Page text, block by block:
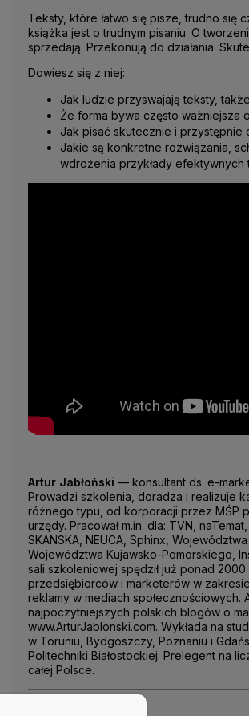
Teksty, które łatwo się pisze, trudno się
książka jest o trudnym pisaniu. O
sprzedają. Przekonują do działania.
Dowiesz się z niej:
Jak ludzie przyswajają teksty,
Że forma bywa często ważniejsza
Jak pisać skutecznie i przystępnie
Jakie są konkretne rozwiązania,
wdrożenia przykłady efektywnych
Artur Jabłoński — konsultant ds. e-
Prowadzi szkolenia, doradza i realizuje
różnego typu, od korporacji przez MŚP
urzędy. Pracował m.in. dla: TVN,
SKANSKA, NEUCA, Sphinx,
Województwa Kujawsko-Pomorskiego,
sali szkoleniowej spędził już ponad
przedsiębiorców i marketerów w
reklamy w mediach społecznościowych.
najpoczytniejszych polskich blogów o
www.ArturJablonski.com. Wykłada na
w Toruniu, Bydgoszczy, Poznaniu i
Politechniki Białostockiej. Prelegent na
całej Polsce.